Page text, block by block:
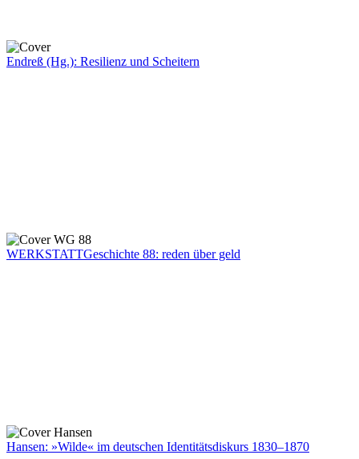
Endreß (Hg.): Resilienz und Scheitern
WERKSTATTGeschichte 88: reden über geld
Hansen: »Wilde« im deutschen Identitätsdiskurs 1830–1870